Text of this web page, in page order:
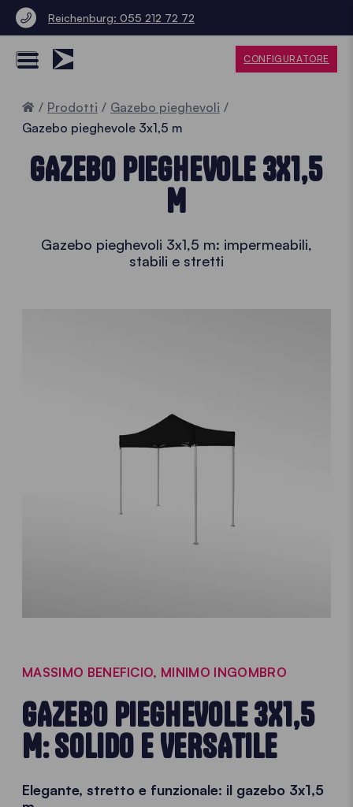
Reichenburg: 055 212 72 72
CONFIGURATORE
Home
Prodotti
Gazebo pieghevoli
Gazebo pieghevole 3x1,5 m
GAZEBO PIEGHEVOLE 3X1,5
M
Gazebo pieghevoli 3x1,5 m: impermeabili,
stabili e stretti
MASSIMO BENEFICIO, MINIMO INGOMBRO
GAZEBO PIEGHEVOLE 3X1,5
M: SOLIDO E VERSATILE
Elegante, stretto e funzionale: il gazebo 3x1,5